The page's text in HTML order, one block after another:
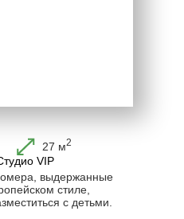
выдержанные
стиле,
с детьми.
VIP
27 м2